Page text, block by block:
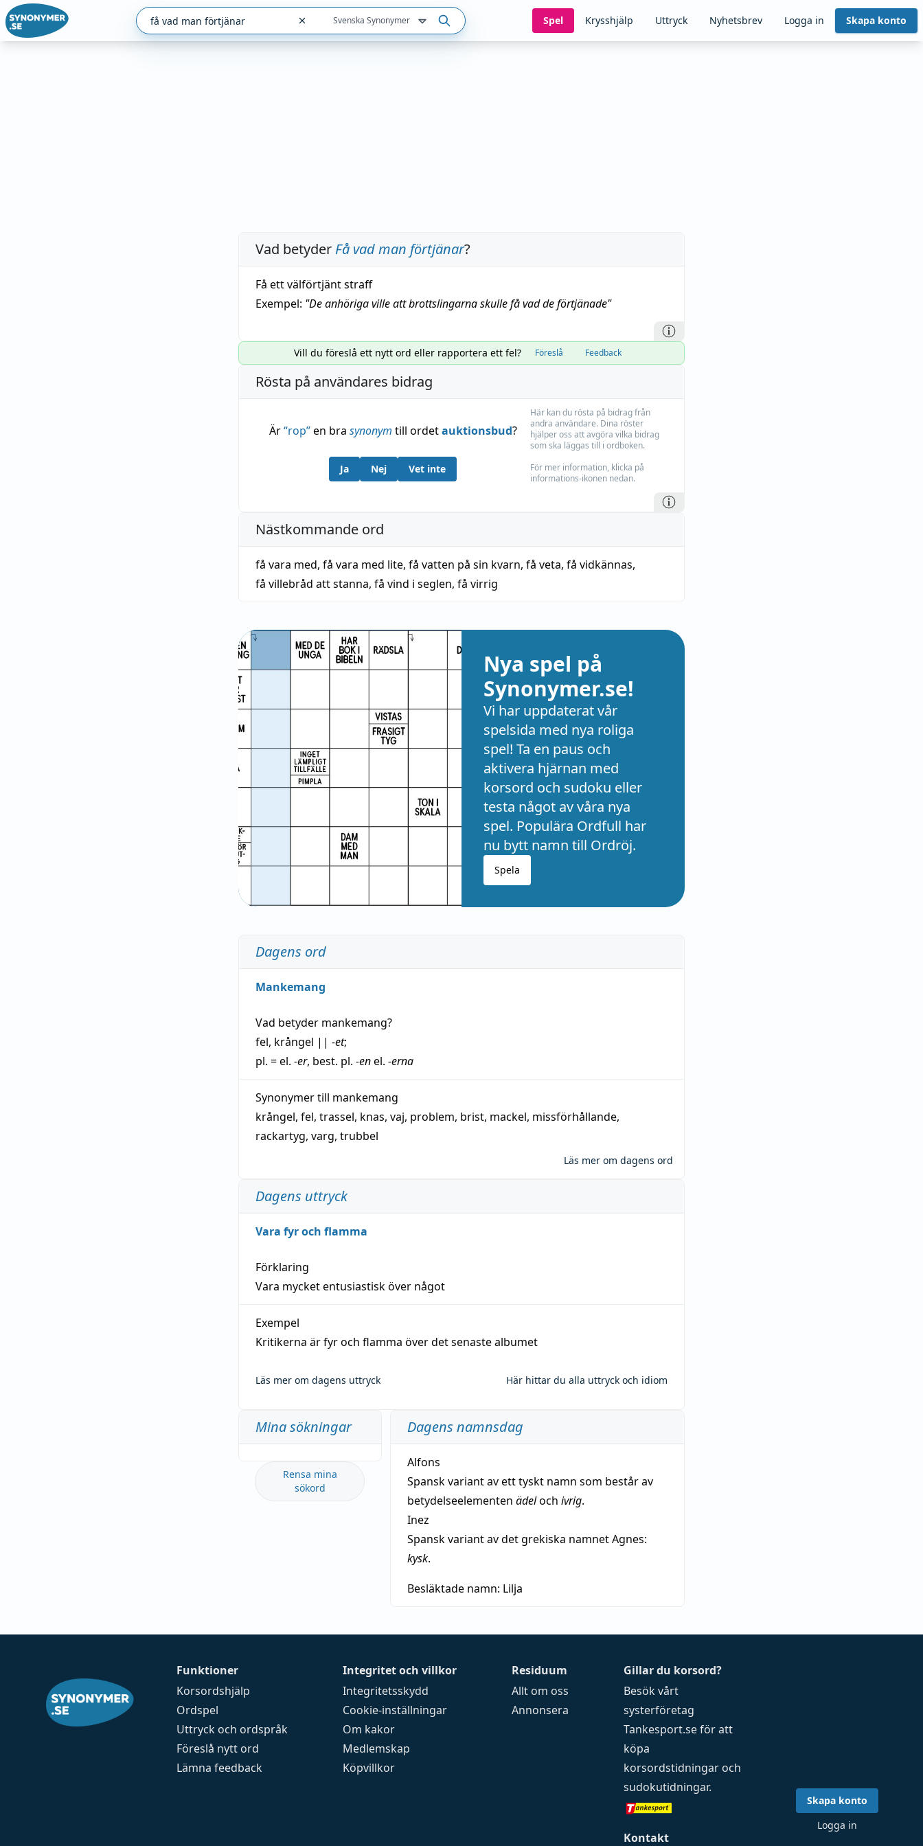
Svenska Synonymer Spel Krysshjälp Uttryck Nyhetsbrev Logga in Skapa konto
Vad betyder Få vad man förtjänar?
Få ett välförtjänt straff
Exempel: "De anhöriga ville att brottslingarna skulle få vad de förtjänade"
Vill du föreslå ett nytt ord eller rapportera ett fel? Föreslå Feedback
Rösta på användares bidrag
Är“rop”en bra synonym till ordetauktionsbud?
Ja Nej Vet inte
Här kan du rösta på bidrag från
andra användare. Dina röster
hjälper oss att avgöra vilka bidrag
som ska läggas till i ordboken.
För mer information, klicka på
informations-ikonen nedan.
Nästkommande ord
få vara med, få vara med lite, få vatten på sin kvarn, få veta, få vidkännas,
få villebråd att stanna, få vind i seglen, få virrig
Nya spel på
Synonymer.se!
Vi har uppdaterat vår
spelsida med nya roliga
spel! Ta en paus och
aktivera hjärnan med
korsord och sudoku eller
testa något av våra nya
spel. Populära Ordfull har
nu bytt namn till Ordröj.
Spela
Dagens ord
Mankemang
Vad betyder mankemang?
fel, krångel || -et;
pl. = el. -er, best. pl. -enel. -erna
Synonymer till mankemang
krångel, fel, trassel, knas, vaj, problem, brist, mackel, missförhållande,
rackartyg, varg, trubbel
Läs mer om dagens ord
Dagens uttryck
Vara fyr och flamma
Förklaring
Vara mycket entusiastisk över något
Exempel
Kritikerna är fyr och flamma över det senaste albumet
Läs mer om dagens uttryck Här hittar du alla uttryck och idiom
Mina sökningar
Rensa mina
sökord
Dagens namnsdag
Alfons
Spansk variant av ett tyskt namn som består av
betydelseelementen ädeloch ivrig.
Inez
Spansk variant av det grekiska namnet Agnes:
kysk.
Besläktade namn: Lilja
Funktioner
Korsordshjälp
Ordspel
Uttryck och ordspråk
Föreslå nytt ord
Lämna feedback
Integritet och villkor
Integritetsskydd
Cookie-inställningar
Om kakor
Medlemskap
Köpvillkor
Residuum
Allt om oss
Annonsera
Gillar du korsord?
Besök vårt
systerföretag
Tankesport.seför att
köpa
korsordstidningar och
sudokutidningar.
Kontakt
Skapa konto
Logga in